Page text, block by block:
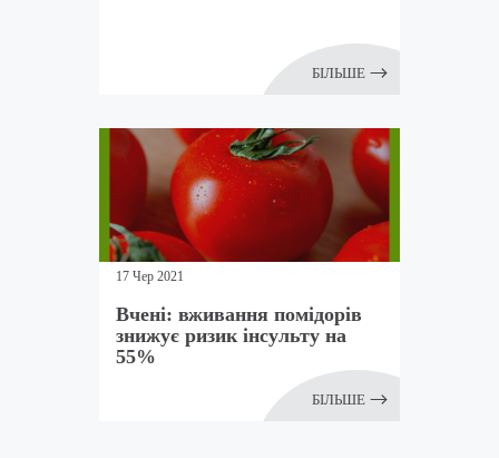
БІЛЬШЕ
17 Чер 2021
Вчені: вживання помідорів
знижує ризик інсульту на
55%
БІЛЬШЕ